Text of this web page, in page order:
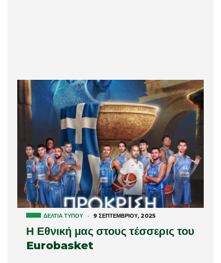
ΔΕΛΤΊΑ ΤΎΠΟΥ · 9 ΣΕΠΤΕΜΒΡΊΟΥ, 2025
Η Εθνική μας στους τέσσερις του
Eurobasket